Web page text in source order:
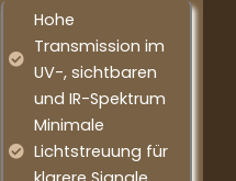
Hohe
Transmission im
UV-, sichtbaren
und IR-Spektrum
Minimale
Lichtstreuung für